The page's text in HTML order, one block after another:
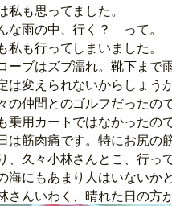
私も思ってました。
な雨の中、行く？ って。
私も行ってしまいました。
ーブはズブ濡れ。靴下まで
は変えられないからしょうが
の仲間とのゴルフだったの
乗用カートではなかったの
は筋肉痛です。特にお尻の
、久々小林さんとこ、行っ
海にもあまり人はいないか
さんいわく、晴れた日の方